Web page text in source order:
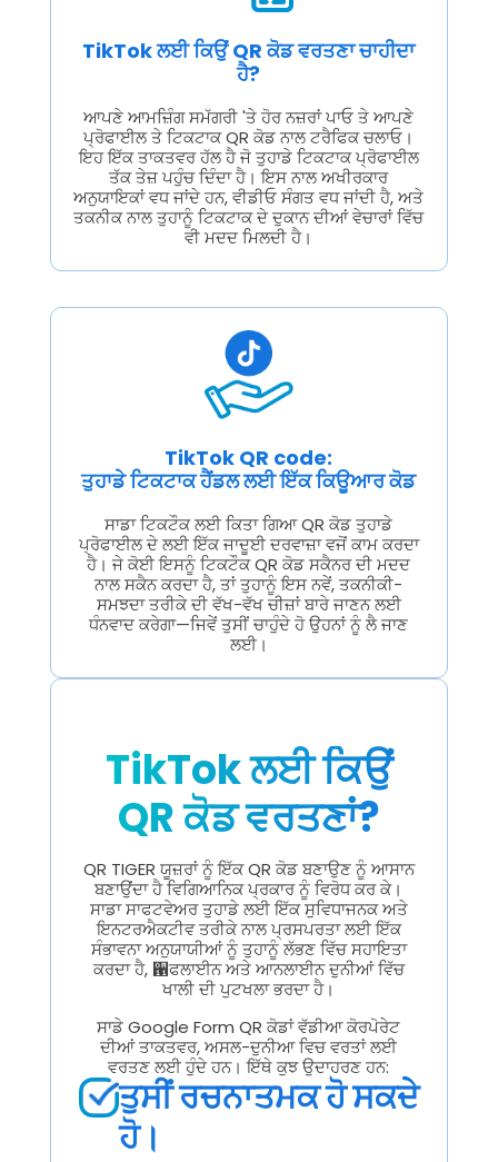
TikTok ਲਈ ਕਿਉਂ QR ਕੋਡ ਵਰਤਣਾ ਚਾਹੀਦਾ
ਹੈ?
ਆਪਣੇ ਆਮਜ਼ਿੰਗ ਸਮੱਗਰੀ 'ਤੇ ਹੋਰ ਨਜ਼ਰਾਂ ਪਾਓ ਤੇ ਆਪਣੇ
ਪ੍ਰੋਫਾਈਲ ਤੇ ਟਿਕਟਾਕ QR ਕੋਡ ਨਾਲ ਟਰੈਫਿਕ ਚਲਾਓ।
ਇਹ ਇੱਕ ਤਾਕਤਵਰ ਹੱਲ ਹੈ ਜੋ ਤੁਹਾਡੇ ਟਿਕਟਾਕ ਪ੍ਰੋਫਾਈਲ
ਤੱਕ ਤੇਜ਼ ਪਹੁੰਚ ਦਿੰਦਾ ਹੈ। ਇਸ ਨਾਲ ਅਖੀਰਕਾਰ
ਅਨੁਯਾਇਕਾਂ ਵਧ ਜਾਂਦੇ ਹਨ, ਵੀਡੀਓ ਸੰਗਤ ਵਧ ਜਾਂਦੀ ਹੈ, ਅਤੇ
ਤਕਨੀਕ ਨਾਲ ਤੁਹਾਨੂੰ ਟਿਕਟਾਕ ਦੇ ਦੁਕਾਨ ਦੀਆਂ ਵੇਚਾਰਾਂ ਵਿੱਚ
ਵੀ ਮਦਦ ਮਿਲਦੀ ਹੈ।
TikTok QR code:
ਤੁਹਾਡੇ ਟਿਕਟਾਕ ਹੈਂਡਲ ਲਈ ਇੱਕ ਕਿਊਆਰ ਕੋਡ
ਸਾਡਾ ਟਿਕਟੌਕ ਲਈ ਕਿਤਾ ਗਿਆ QR ਕੋਡ ਤੁਹਾਡੇ
ਪ੍ਰੋਫਾਈਲ ਦੇ ਲਈ ਇੱਕ ਜਾਦੂਈ ਦਰਵਾਜ਼ਾ ਵਜੋਂ ਕਾਮ ਕਰਦਾ
ਹੈ। ਜੇ ਕੋਈ ਇਸਨੂੰ ਟਿਕਟੌਕ QR ਕੋਡ ਸਕੈਨਰ ਦੀ ਮਦਦ
ਨਾਲ ਸਕੈਨ ਕਰਦਾ ਹੈ, ਤਾਂ ਤੁਹਾਨੂੰ ਇਸ ਨਵੇਂ, ਤਕਨੀਕੀ-
ਸਮਝਦਾ ਤਰੀਕੇ ਦੀ ਵੱਖ-ਵੱਖ ਚੀਜ਼ਾਂ ਬਾਰੇ ਜਾਣਨ ਲਈ
ਧੰਨਵਾਦ ਕਰੇਗਾ—ਜਿਵੇਂ ਤੁਸੀਂ ਚਾਹੁੰਦੇ ਹੋ ਉਹਨਾਂ ਨੂੰ ਲੈ ਜਾਣ
ਲਈ।
TikTok ਲਈ ਕਿਉਂ
QR ਕੋਡ ਵਰਤਣਾਂ?
QR TIGER ਯੂਜ਼ਰਾਂ ਨੂੰ ਇੱਕ QR ਕੋਡ ਬਣਾਉਣ ਨੂੰ ਆਸਾਨ
ਬਣਾਉਂਦਾ ਹੈ ਵਿਗਿਆਨਿਕ ਪ੍ਰਕਾਰ ਨੂੰ ਵਿਰੋਧ ਕਰ ਕੇ।
ਸਾਡਾ ਸਾਫਟਵੇਅਰ ਤੁਹਾਡੇ ਲਈ ਇੱਕ ਸੁਵਿਧਾਜਨਕ ਅਤੇ
ਇਨਟਰਐਕਟੀਵ ਤਰੀਕੇ ਨਾਲ ਪ੍ਰਸਪਰਤਾ ਲਈ ਇੱਕ
ਸੰਭਾਵਨਾ ਅਨੁਯਾਯੀਆਂ ਨੂੰ ਤੁਹਾਨੂੰ ਲੱਭਣ ਵਿੱਚ ਸਹਾਇਤਾ
ਕਰਦਾ ਹੈ, ਑ਫਲਾਈਨ ਅਤੇ ਆਨਲਾਈਨ ਦੁਨੀਆਂ ਵਿੱਚ
ਖਾਲੀ ਦੀ ਪੁਟਖਲਾ ਭਰਦਾ ਹੈ।
ਸਾਡੇ Google Form QR ਕੋਡਾਂ ਵੱਡੀਆ ਕੋਰਪੋਰੇਟ
ਦੀਆਂ ਤਾਕਤਵਰ, ਅਸਲ-ਦੁਨੀਆ ਵਿਚ ਵਰਤਾਂ ਲਈ
ਵਰਤਣ ਲਈ ਹੁੰਦੇ ਹਨ। ਇੱਥੇ ਕੁਝ ਉਦਾਹਰਣ ਹਨ:
ਤੁਸੀਂ ਰਚਨਾਤਮਕ ਹੋ ਸਕਦੇ
ਹੋ।